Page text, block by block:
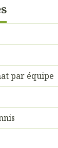
par équipe